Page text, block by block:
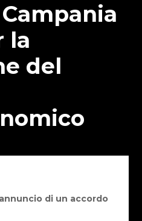
la
del
di un accordo